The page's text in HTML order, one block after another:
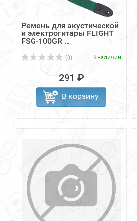
Ремень для акустической
и электрогитары FLIGHT
FSG-100GR ...
(0) В наличии
291 ₽
В корзину